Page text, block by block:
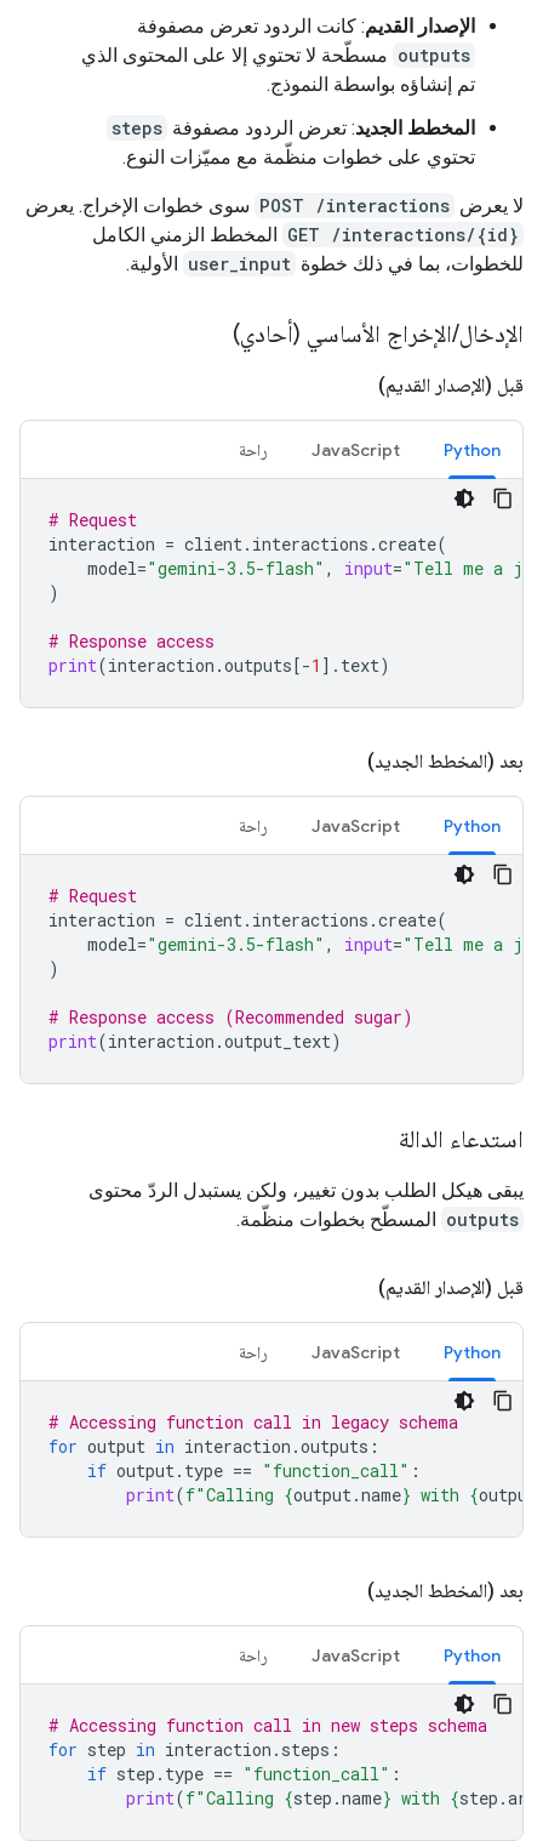
الإصدار القديم: كانت الردود تعرض مصفوفة
outputs مسطّحة لا تحتوي إلا على المحتوى الذي
تم إنشاؤه بواسطة النموذج.
المخطط الجديد: تعرض الردود مصفوفة steps
تحتوي على خطوات منظّمة مع مميّزات النوع.
لا يعرض POST /interactions سوى خطوات الإخراج. يعرض
GET /interactions/{id} المخطط الزمني الكامل
للخطوات، بما في ذلك خطوة user_input الأولية.
الإدخال/الإخراج الأساسي (أحادي)
قبل (الإصدار القديم)
Python
JavaScript راحة
# Request
interaction = client. interactions .create(
model="gemini-3.5-flash" , input="Tell me a
)
# Response access
print(interaction .outputs[-1 ] . text)
بعد (المخطط الجديد)
Python
JavaScript راحة
# Request
interaction = client. interactions .create(
model="gemini-3.5-flash" , input="Tell me a
)
# Response access (Recommended sugar)
print(interaction .output_text)
استدعاء الدالة
يبقى هيكل الطلب بدون تغيير، ولكن يستبدل الردّ محتوى
outputs المسطّح بخطوات منظّمة.
قبل (الإصدار القديم)
Python
JavaScript راحة
# Accessing function call in legacy schema
for output in interaction .outputs :
if output. type == "function_call" :
print(f"Calling {output.name} with {output
بعد (المخطط الجديد)
Python
JavaScript راحة
# Accessing function call in new steps schema
for step in interaction . steps :
if step . type == "function_call" :
print(f"Calling {step .name} with {step .